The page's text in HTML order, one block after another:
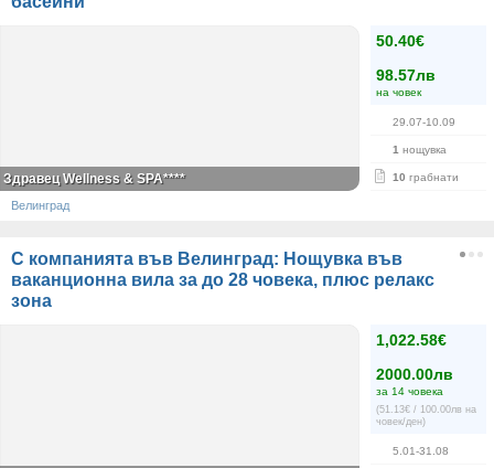
50.40€
98.57лв
на човек
29.07-10.09
1 нощувка
10 грабнати
Здравец Wellness & SPA****
Велинград
С компанията във Велинград: Нощувка във
ваканционна вила за до 28 човека, плюс релакс
зона
1,022.58€
2000.00лв
за 14 човека
(51.13€ / 100.00лв на
човек/ден)
5.01-31.08